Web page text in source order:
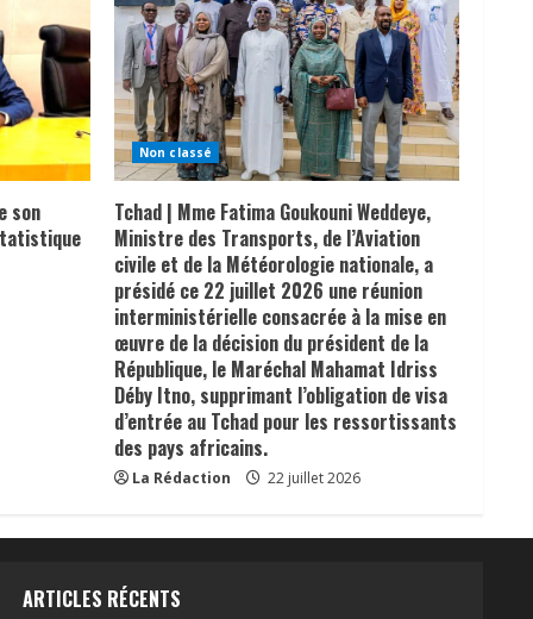
son
Non classé
Tchad | Mme Fatima Goukouni Weddeye,
Ministre des Transports, de l’Aviation
civile et de la Météorologie nationale, a
présidé ce 22 juillet 2026 une réunion
interministérielle consacrée à la mise en
œuvre de la décision du président de la
République, le Maréchal Mahamat Idriss
Déby Itno, supprimant l’obligation de visa
d’entrée au Tchad pour les ressortissants
des pays africains.
La Rédaction 22 juillet 2026
ARTICLES RÉCENTS